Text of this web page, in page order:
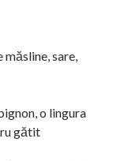
sare,
o lingura
gătit